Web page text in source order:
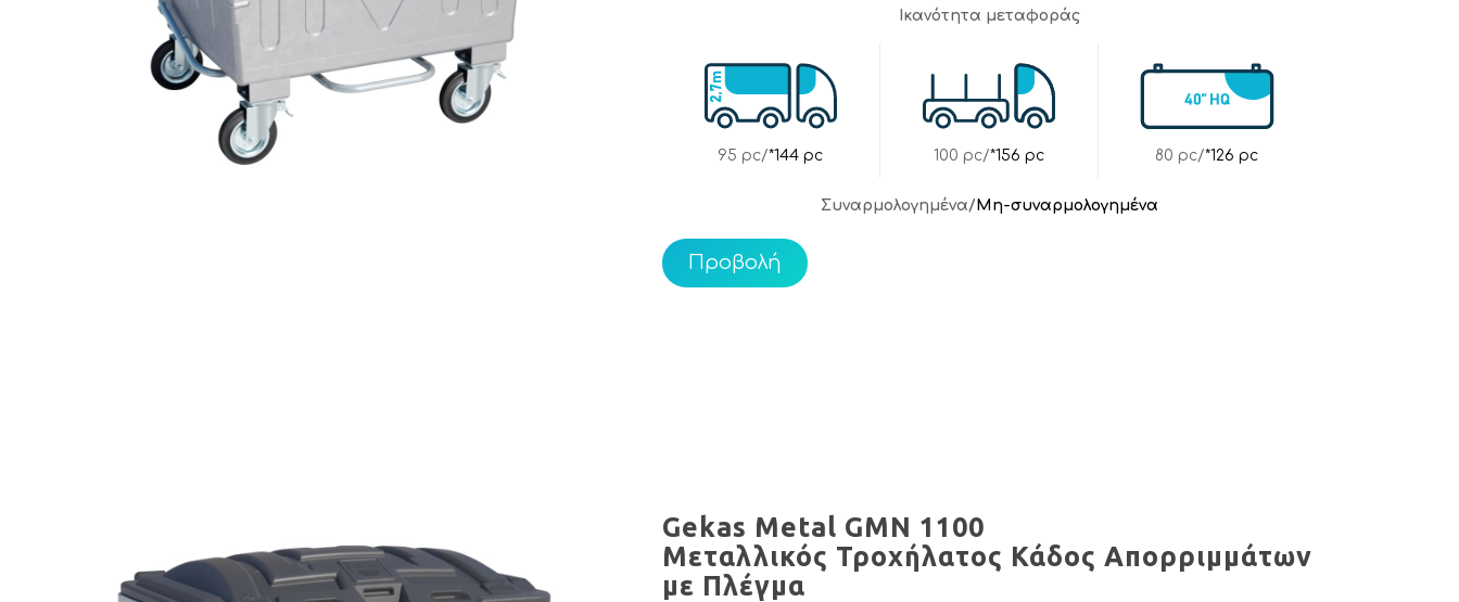
Ικανότητα μεταφοράς
95 pc/*144 pc 100 pc/*156 pc 80 pc/*126 pc
Συναρμολογημένα/Μη-συναρμολογημένα
Προβολή
Gekas Metal GMN 1100
Μεταλλικός Τροχήλατος Κάδος Απορριμμάτων
με Πλέγμα